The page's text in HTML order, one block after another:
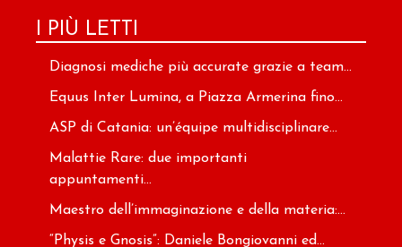
I PIÙ LETTI
Diagnosi mediche più accurate grazie a team...
Equus Inter Lumina, a Piazza Armerina fino...
ASP di Catania: un’équipe multidisciplinare...
Malattie Rare: due importanti
appuntamenti...
Maestro dell’immaginazione e della materia:...
“Physis e Gnosis”: Daniele Bongiovanni ed...